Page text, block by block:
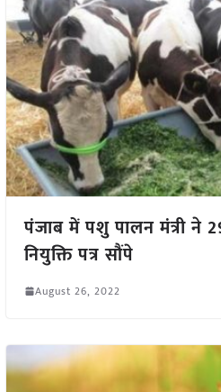
पंजाब में पशु पालन मंत्री ने
नियुक्ति पत्र सौंपे
August 26, 2022